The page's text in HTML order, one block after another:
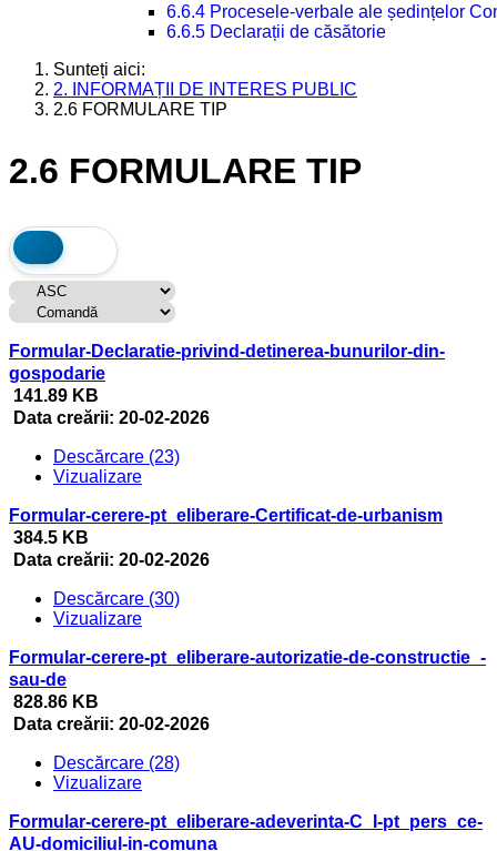
6.6.4 Procesele-verbale ale ședințelor
6.6.5 Declarații de căsătorie
Sunteți aici:
2. INFORMAȚII DE INTERES PUBLIC
2.6 FORMULARE TIP
2.6 FORMULARE TIP
Formular-Declaratie-privind-detinerea-bunurilor-din-
gospodarie
141.89 KB
Data creării: 20-02-2026
Descărcare (23)
Vizualizare
Formular-cerere-pt_eliberare-Certificat-de-urbanism
384.5 KB
Data creării: 20-02-2026
Descărcare (30)
Vizualizare
Formular-cerere-pt_eliberare-autorizatie-de-constructie_-
sau-de
828.86 KB
Data creării: 20-02-2026
Descărcare (28)
Vizualizare
Formular-cerere-pt_eliberare-adeverinta-C_I-pt_pers_ce-
AU-domiciliul-in-comuna